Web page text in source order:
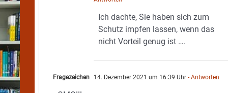
Ich dachte, Sie haben sich zum
Schutz impfen lassen, wenn das
nicht Vorteil genug ist ….
Fragezeichen 14. Dezember 2021 um 16:39 Uhr - Antworten